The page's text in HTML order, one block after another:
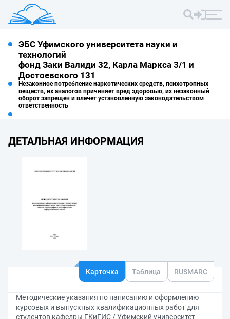
ЭБС Уфимского университета науки и
технологий
фонд Заки Валиди 32, Карла Маркса 3/1 и
Достоевского 131
Незаконное потребление наркотических средств, психотропных
веществ, их аналогов причиняет вред здоровью, их незаконный
оборот запрещен и влечет установленную законодательством
ответственность
ДЕТАЛЬНАЯ ИНФОРМАЦИЯ
Карточка Таблица RUSMARC
Методические указания по написанию и оформлению
курсовых и выпускных квалификационных работ для
студентов кафедры ГКиГИС / Уфимский университет